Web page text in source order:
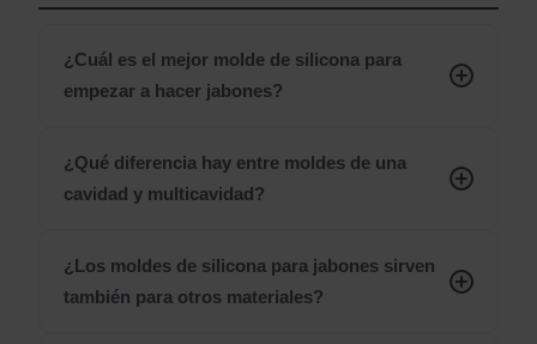
¿Cuál es el mejor molde de silicona para
empezar a hacer jabones?
¿Qué diferencia hay entre moldes de una
cavidad y multicavidad?
¿Los moldes de silicona para jabones sirven
también para otros materiales?